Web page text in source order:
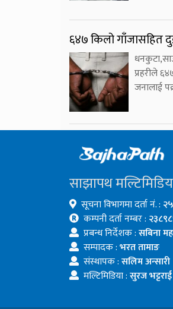
६४७ किलो गाँजासहित
प्रहरीले
जनालाई
साझापथ
सूचना विभागमा दर्ता नं. :
कम्पनी दर्ता नम्बर :
प्रबन्ध निर्देशक :सबिना
सम्पादक :भरत तामाङ
संस्थापक :सलिम अन्सारी
मल्टिमिडिया :सुरज भट्टराई